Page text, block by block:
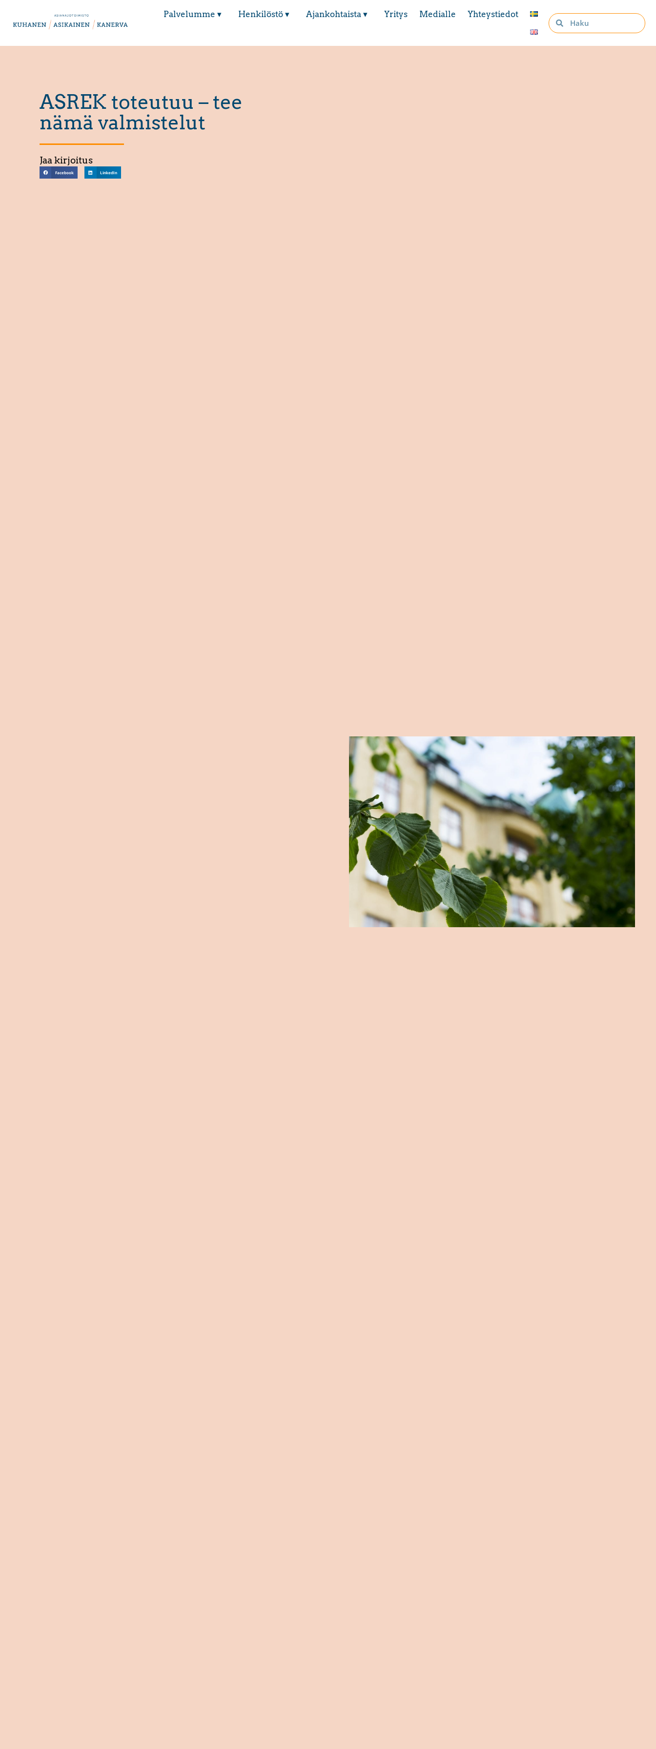
Palvelumme ▾ Henkilöstö ▾ Ajankohtaista ▾ Yritys Medialle Yhteystiedot
ASREK toteutuu – tee
nämä valmistelut
Jaa kirjoitus
Facebook LinkedIn